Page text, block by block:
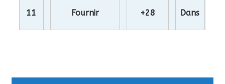
11 Fournir +28 Dans